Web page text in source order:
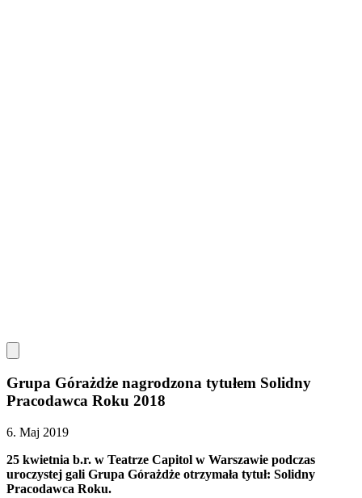
Grupa Górażdże nagrodzona tytułem Solidny
Pracodawca Roku 2018
6. Maj 2019
25 kwietnia b.r. w Teatrze Capitol w Warszawie podczas
uroczystej gali Grupa Górażdże otrzymała tytuł: Solidny
Pracodawca Roku.